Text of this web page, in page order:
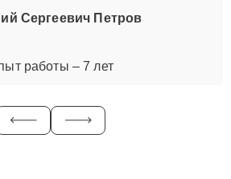
Сергеевич Петров
работы – 7 лет